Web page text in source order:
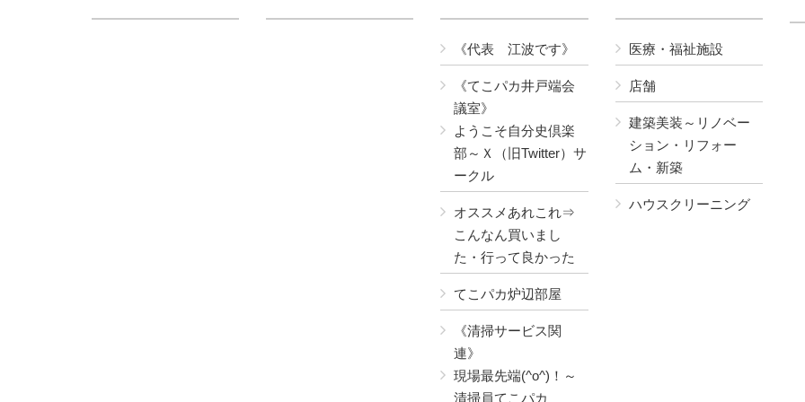
《代表 江波です》
《てこパカ井戸端会
議室》
ようこそ自分史倶楽
部～Ｘ（旧Twitter）サ
ークル
オススメあれこれ⇒
こんなん買いまし
た・行って良かった
てこパカ炉辺部屋
《清掃サービス関
連》
現場最先端(^o^)！～
清掃員てこパカ
医療・福祉施設
店舗
建築美装～リノベー
ション・リフォー
ム・新築
ハウスクリーニング